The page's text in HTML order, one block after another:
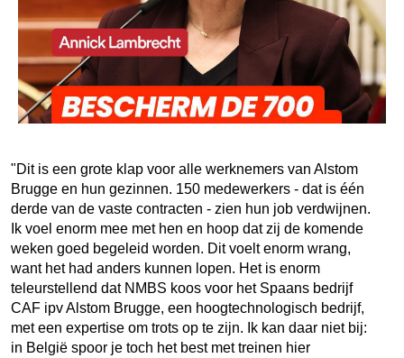
"Dit is een grote klap voor alle werknemers van Alstom
Brugge en hun gezinnen. 150 medewerkers - dat is één
derde van de vaste contracten - zien hun job verdwijnen.
Ik voel enorm mee met hen en hoop dat zij de komende
weken goed begeleid worden. Dit voelt enorm wrang,
want het had anders kunnen lopen. Het is enorm
teleurstellend dat NMBS koos voor het Spaans bedrijf
CAF ipv Alstom Brugge, een hoogtechnologisch bedrijf,
met een expertise om trots op te zijn. Ik kan daar niet bij:
in België spoor je toch het best met treinen hier